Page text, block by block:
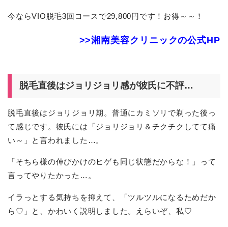
今ならVIO脱毛3回コースで29,800円です！お得～～！
>>湘南美容クリニックの公式HP
脱毛直後はジョリジョリ感が彼氏に不評…
脱毛直後はジョリジョリ期。普通にカミソリで剃った後っ
て感じです。彼氏には「ジョリジョリ＆チクチクしてて痛
い～」と言われました…。
「そちら様の伸びかけのヒゲも同じ状態だからな！」って
言ってやりたかった…。
イラっとする気持ちを抑えて、「ツルツルになるためだか
ら♡」と、かわいく説明しました。えらいぞ、私♡